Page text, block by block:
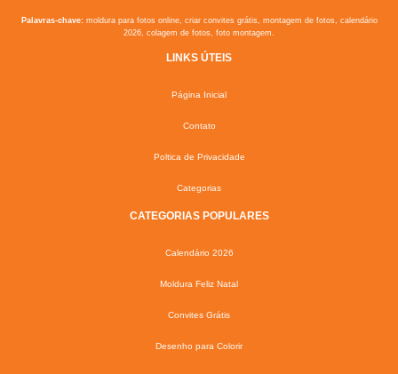
Palavras-chave:moldura para fotos online, criar convites grátis, montagem de fotos, calendário
2026, colagem de fotos, foto montagem.
LINKS ÚTEIS
Página Inicial
Contato
Poltica de Privacidade
Categorias
CATEGORIAS POPULARES
Calendário 2026
Moldura Feliz Natal
Convites Grátis
Desenho para Colorir